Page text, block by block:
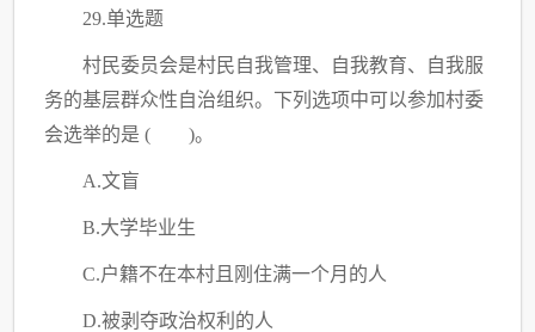
29.单选题
村民委员会是村民自我管理、自我教育、自我服
务的基层群众性自治组织。下列选项中可以参加村委
会选举的是 ( )。
A.文盲
B.大学毕业生
C.户籍不在本村且刚住满一个月的人
D.被剥夺政治权利的人